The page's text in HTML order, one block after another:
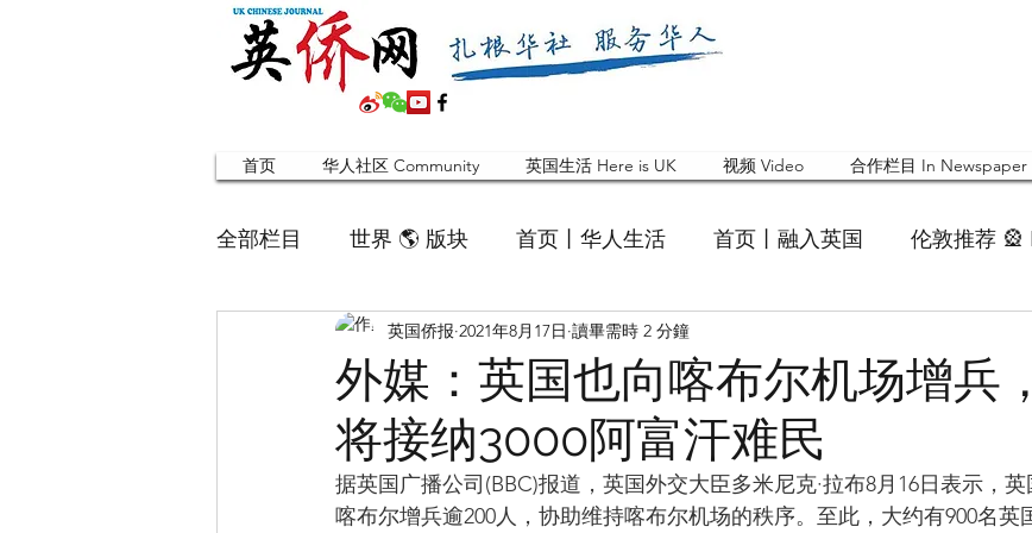
首页 华人社区 Community 英国生活 Here is UK 视频 Video 合作栏目 In Newspaper
全部栏目 世界 🌎 版块 首页丨华人生活 首页丨融入英国 伦敦推荐 🎡
英国脱宅指南 Time out 英国快乐肥宅指南 Cola
寻找组织 Friends 华人专题 Feature 华人人物 Chinese
合作栏目 留学生 英国白金汉大学中国校友会
外媒：英国也向喀布尔机场增兵
将接纳3000阿富汗难民
英国侨报 2021年8月17日 讀畢需時 2 分鐘
据英国广播公司(BBC)报道，英国外交大臣多米尼克·拉布8月16日表示，
喀布尔增兵逾200人，协助维持喀布尔机场的秩序。至此，大约有900名英